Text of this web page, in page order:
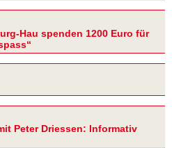
Hau spenden 1200 Euro für
Peter Driessen: Informativ